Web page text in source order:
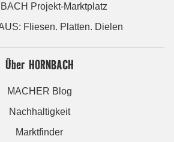
Projekt-Marktplatz
Fliesen. Platten. Dielen
Über HORNBACH
MACHER Blog
Nachhaltigkeit
Marktfinder